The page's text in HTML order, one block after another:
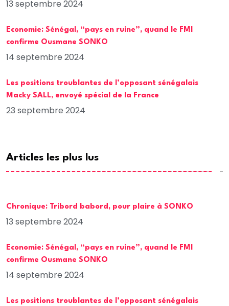
13 septembre 2024
Economie: Sénégal, “pays en ruine”, quand le FMI
confirme Ousmane SONKO
14 septembre 2024
Les positions troublantes de l’opposant sénégalais
Macky SALL, envoyé spécial de la France
23 septembre 2024
Articles les plus lus
Chronique: Tribord babord, pour plaire à SONKO
13 septembre 2024
Economie: Sénégal, “pays en ruine”, quand le FMI
confirme Ousmane SONKO
14 septembre 2024
Les positions troublantes de l’opposant sénégalais